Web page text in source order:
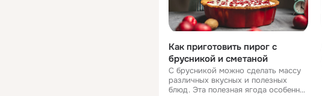
Как приготовить пирог с
брусникой и сметаной
С брусникой можно сделать массу
различных вкусных и полезных
блюд. Эта полезная ягода особенно